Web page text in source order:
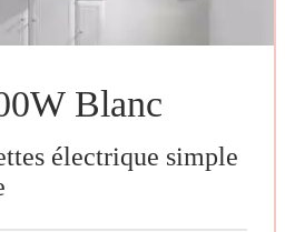
Blanc
électrique simple